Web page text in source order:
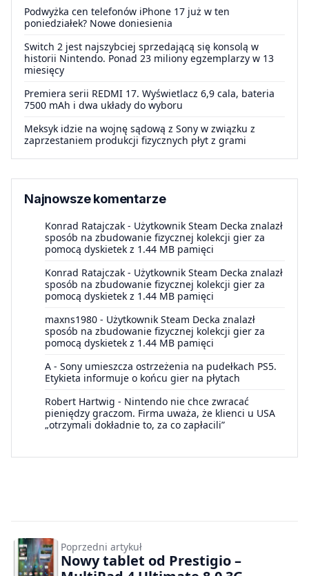
Podwyżka cen telefonów iPhone 17 już w ten
poniedziałek? Nowe doniesienia
Switch 2 jest najszybciej sprzedającą się konsolą w
historii Nintendo. Ponad 23 miliony egzemplarzy w 13
miesięcy
Premiera serii REDMI 17. Wyświetlacz 6,9 cala, bateria
7500 mAh i dwa układy do wyboru
Meksyk idzie na wojnę sądową z Sony w związku z
zaprzestaniem produkcji fizycznych płyt z grami
Najnowsze komentarze
Konrad Ratajczak - Użytkownik Steam Decka znalazł
sposób na zbudowanie fizycznej kolekcji gier za
pomocą dyskietek z 1.44 MB pamięci
Konrad Ratajczak - Użytkownik Steam Decka znalazł
sposób na zbudowanie fizycznej kolekcji gier za
pomocą dyskietek z 1.44 MB pamięci
maxns1980 - Użytkownik Steam Decka znalazł
sposób na zbudowanie fizycznej kolekcji gier za
pomocą dyskietek z 1.44 MB pamięci
A - Sony umieszcza ostrzeżenia na pudełkach PS5.
Etykieta informuje o końcu gier na płytach
Robert Hartwig - Nintendo nie chce zwracać
pieniędzy graczom. Firma uważa, że klienci u USA
„otrzymali dokładnie to, za co zapłacili”
Poprzedni artykuł
Nowy tablet od Prestigio –